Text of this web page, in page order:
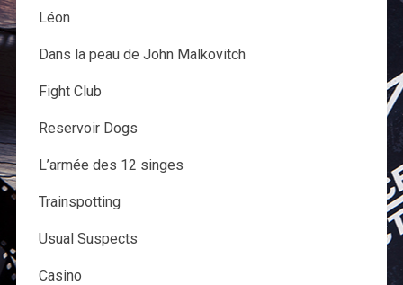
Léon
Dans la peau de John Malkovitch
Fight Club
Reservoir Dogs
L’armée des 12 singes
Trainspotting
Usual Suspects
Casino